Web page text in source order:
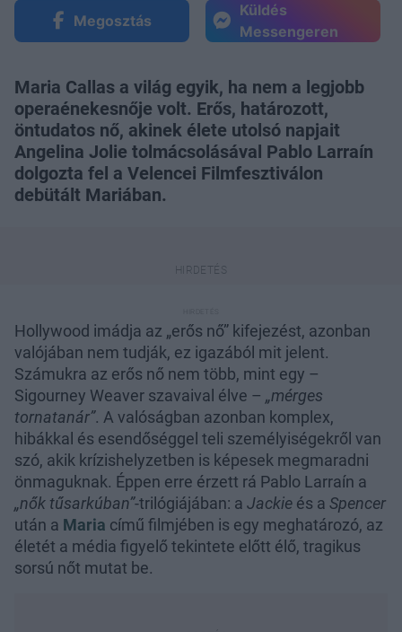
Megosztás
Küldés
Messengeren
Maria Callas a világ egyik, ha nem a legjobb
operaénekesnője volt. Erős, határozott,
öntudatos nő, akinek élete utolsó napjait
Angelina Jolie tolmácsolásával Pablo Larraín
dolgozta fel a Velencei Filmfesztiválon
debütált Mariában.
Hollywood imádja az „erős nő” kifejezést, azonban
valójában nem tudják, ez igazából mit jelent.
Számukra az erős nő nem több, mint egy –
Sigourney Weaver szavaival élve – „mérges
tornatanár”. A valóságban azonban komplex,
hibákkal és esendőséggel teli személyiségekről van
szó, akik krízishelyzetben is képesek megmaradni
önmaguknak. Éppen erre érzett rá Pablo Larraín a
„nők tűsarkúban”-trilógiájában: a Jackie és a Spencer
után a Maria című filmjében is egy meghatározó, az
életét a média figyelő tekintete előtt élő, tragikus
sorsú nőt mutat be.